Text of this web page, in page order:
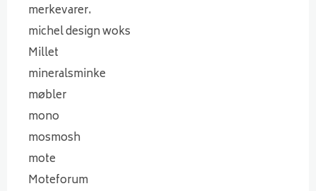
merkevarer.
michel design woks
Millet
mineralsminke
møbler
mono
mosmosh
mote
Moteforum